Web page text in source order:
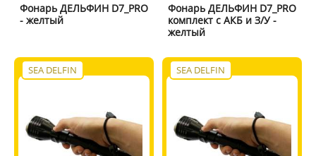
Фонарь ДЕЛЬФИН D7_PRO
- желтый
Фонарь ДЕЛЬФИН D7_PRO
комплект с АКБ и З/У -
желтый
SEA DELFIN SEA DELFIN